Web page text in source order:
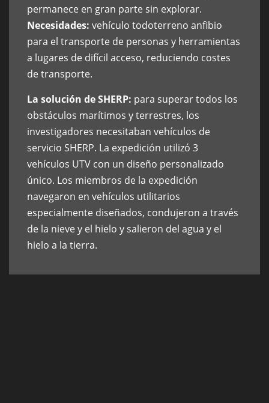
permanece en gran parte sin explorar.
Necesidades: vehículo todoterreno anfibio
para el transporte de personas y herramientas
a lugares de difícil acceso, reduciendo costes
de transporte.
La solución de SHERP: para superar todos los
obstáculos marítimos y terrestres, los
investigadores necesitaban vehículos de
servicio SHERP. La expedición utilizó 3
vehículos UTV con un diseño personalizado
único. Los miembros de la expedición
navegaron en vehículos utilitarios
especialmente diseñados, condujeron a través
de la nieve y el hielo y salieron del agua y el
hielo a la tierra.